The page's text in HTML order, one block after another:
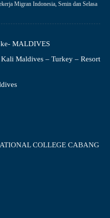
Migran Indonesia, Senin dan Selasa
ke- MALDIVES
Maldives – Turkey – Resort
COLLEGE CABANG